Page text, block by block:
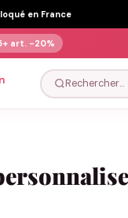
en France
art. -20%
Rechercher…